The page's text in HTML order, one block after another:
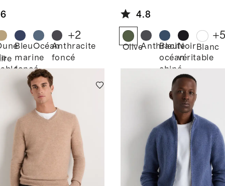
et
à 5
–
droite
Bleu
marine
foncé
OcéanAnthracite
foncé
+2
Breeze
4.8
OliveAnthracite
Bleu
océan
chiné
Noir
véritable
Blanc
+